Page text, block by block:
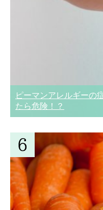
ピーマンアレルギーの
たら危険！？